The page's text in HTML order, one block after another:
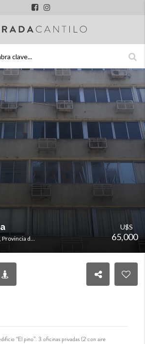
C. 48 535, B1900 La Plata, Provincia de Buenos Aires, Argentina
U$S
65,000
“El pino”. 3 oficinas privadas (2 con aire